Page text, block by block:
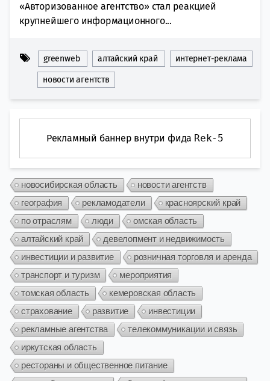
«Авторизованное агентство» стал реакцией
крупнейшего информационного...
greenweb алтайский край интернет-реклама
новости агентств
Рекламный баннер внутри фида Rek-5
новосибирская область
новости агентств
география
рекламодатели
красноярский край
по отраслям
люди
омская область
алтайский край
девелопмент и недвижимость
инвестиции и развитие
розничная торговля и аренда
транспорт и туризм
мероприятия
томская область
кемеровская область
страхование
развитие
инвестиции
рекламные агентства
телекоммуникации и связь
иркутская область
рестораны и общественное питание